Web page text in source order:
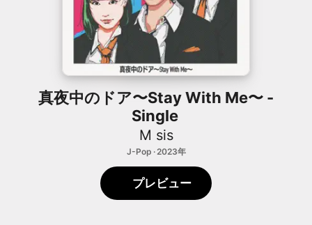
真夜中のドア〜Stay With Me〜 -
Single
M sis
J-Pop · 2023年
プレビュー